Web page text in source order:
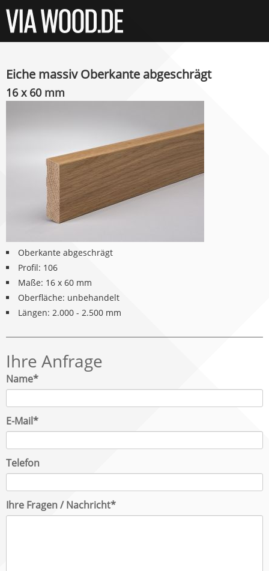
Eiche massiv Oberkante abgeschrägt
16 x 60 mm
Oberkante abgeschrägt
Profil: 106
Maße: 16 x 60 mm
Oberfläche: unbehandelt
Längen: 2.000 - 2.500 mm
Ihre Anfrage
Pflichtfeld
Name*
Pflichtfeld
E-Mail*
Telefon
Pflichtfeld
Ihre Fragen / Nachricht*